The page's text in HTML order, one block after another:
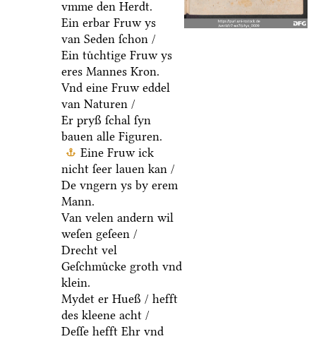
vmme den Herdt.
Ein erbar Fruw ys
van Seden ſchon /
Ein tuͤchtige Fruw ys
eres Mannes Kron.
Vnd eine Fruw eddel
van Naturen /
Er pryß ſchal ſyn
bauen alle Figuren.
Eine Fruw ick
nicht ſeer lauen kan /
De vngern ys by erem
Mann.
Van velen andern wil
weſen geſeen /
Drecht vel
Geſchmuͤcke groth vnd
klein.
Mydet er Hueß / hefft
des kleene acht /
Deſſe hefft Ehr vnd